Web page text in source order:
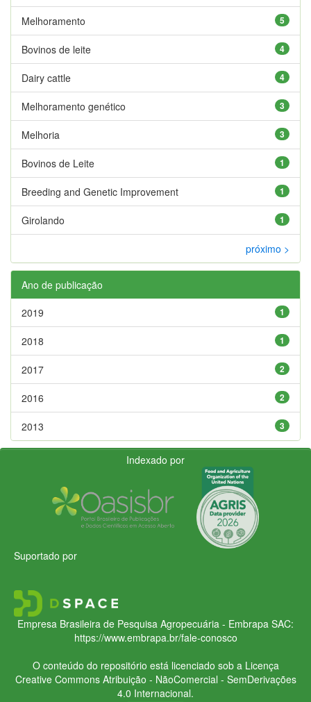
5
Melhoramento
4
Bovinos de leite
4
Dairy cattle
3
Melhoramento genético
3
Melhoria
1
Bovinos de Leite
1
Breeding and Genetic Improvement
1
Girolando
próximo >
Ano de publicação
1
2019
1
2018
2
2017
2
2016
3
2013
Indexado por
Suportado por
Empresa Brasileira de Pesquisa Agropecuária - Embrapa SAC:
https://www.embrapa.br/fale-conosco
O conteúdo do repositório está licenciado sob a Licença
Creative CommonsAtribuição - NãoComercial - SemDerivações
4.0 Internacional.